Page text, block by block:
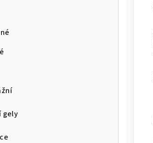
gely